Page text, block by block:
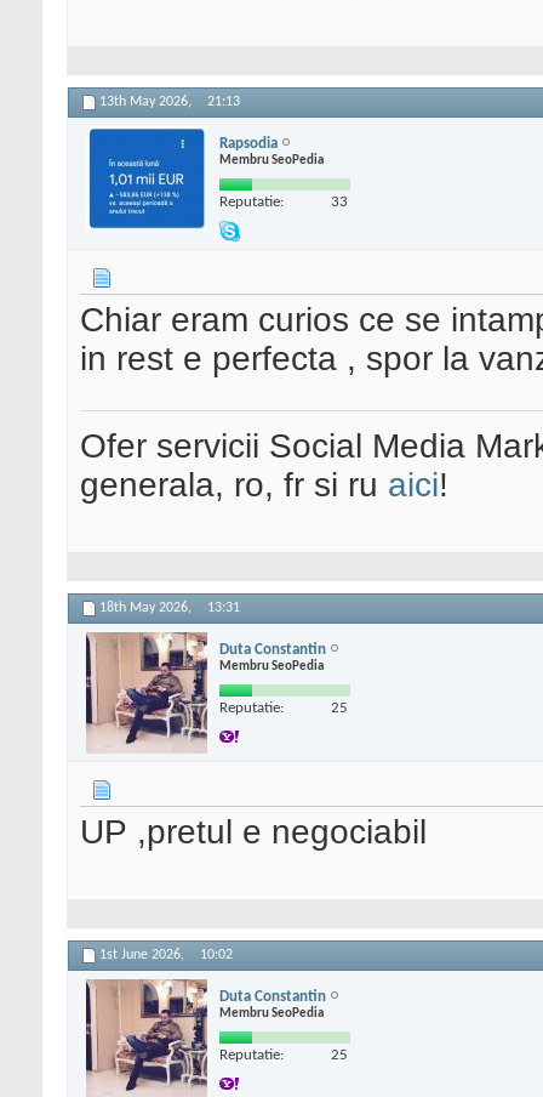
13th May 2026, 21:13
Rapsodia
Membru SeoPedia
Reputatie: 33
Chiar eram curios ce se
in rest e perfecta , spor la
Ofer servicii Social Media
generala, ro, fr si ru aici!
18th May 2026, 13:31
Duta Constantin
Membru SeoPedia
Reputatie: 25
UP ,pretul e negociabil
1st June 2026, 10:02
Duta Constantin
Membru SeoPedia
Reputatie: 25